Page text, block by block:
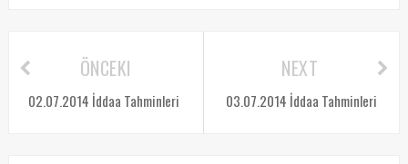
NEXT
03.07.2014 İddaa Tahminleri
ÖNCEKI
02.07.2014 İddaa Tahminleri